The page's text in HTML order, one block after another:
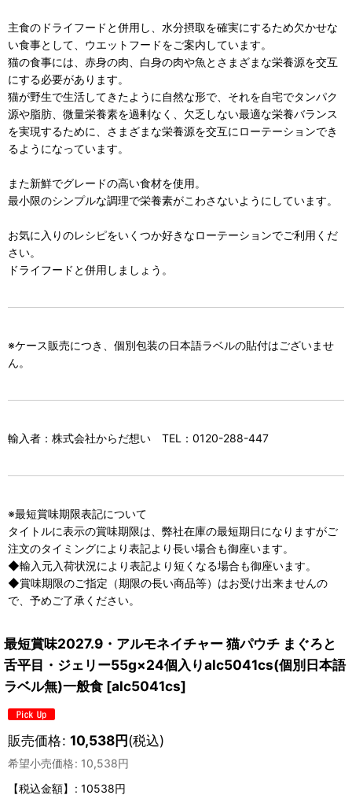
主食のドライフードと併用し、水分摂取を確実にするため欠かせな
い食事として、ウエットフードをご案内しています。
猫の食事には、赤身の肉、白身の肉や魚とさまざまな栄養源を交互
にする必要があります。
猫が野生で生活してきたように自然な形で、それを自宅でタンパク
源や脂肪、微量栄養素を過剰なく、欠乏しない最適な栄養バランス
を実現するために、さまざまな栄養源を交互にローテーションでき
るようになっています。
また新鮮でグレードの高い食材を使用。
最小限のシンプルな調理で栄養素がこわさないようにしています。
お気に入りのレシピをいくつか好きなローテーションでご利用くだ
さい。
ドライフードと併用しましょう。
※ケース販売につき、個別包装の日本語ラベルの貼付はございませ
ん。
輸入者：株式会社からだ想い TEL：0120-288-447
※最短賞味期限表記について
タイトルに表示の賞味期限は、弊社在庫の最短期日になりますがご
注文のタイミングにより表記より長い場合も御座います。
◆輸入元入荷状況により表記より短くなる場合も御座います。
◆賞味期限のご指定（期限の長い商品等）はお受け出来ませんの
で、予めご了承ください。
最短賞味2027.9・アルモネイチャー 猫パウチ まぐろと
舌平目・ジェリー55g×24個入りalc5041cs(個別日本語
ラベル無)一般食 [alc5041cs]
販売価格: 10,538円(税込)
希望小売価格: 10,538円
【税込金額】
: 10538円